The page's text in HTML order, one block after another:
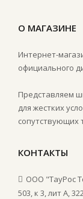
О МАГАЗИНЕ
Интернет-
официального
Представляем
для жестких
сопутствующих
КОНТАКТЫ
ООО "ТауРос
503, к 3, лит А,